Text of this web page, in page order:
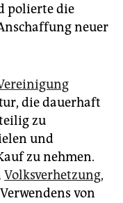
polierte die
neuer
die dauerhaft
zu
und
zu nehmen.
Volksverhetzung,
von